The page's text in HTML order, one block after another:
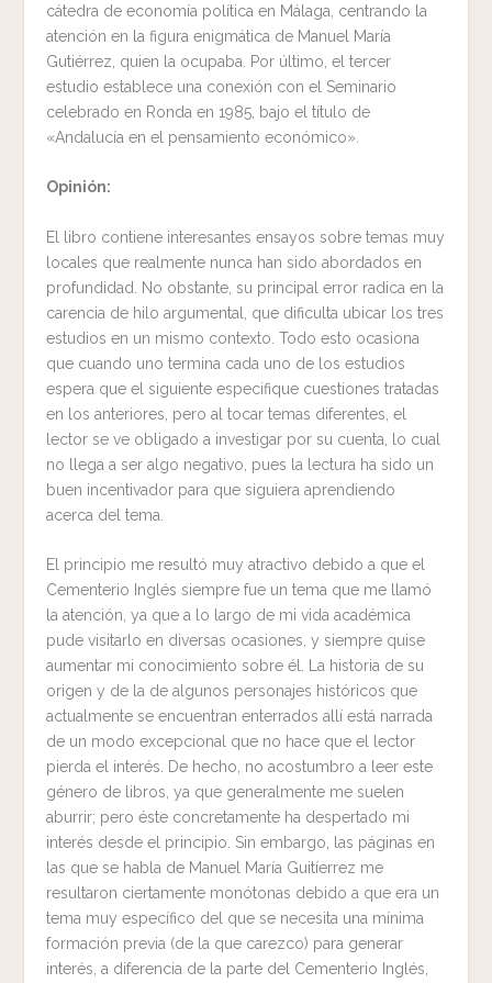
cátedra de economía política en Málaga, centrando la
atención en la figura enigmática de Manuel María
Gutiérrez, quien la ocupaba. Por último, el tercer
estudio establece una conexión con el Seminario
celebrado en Ronda en 1985, bajo el título de
«Andalucía en el pensamiento económico».
Opinión:
El libro contiene interesantes ensayos sobre temas muy
locales que realmente nunca han sido abordados en
profundidad. No obstante, su principal error radica en la
carencia de hilo argumental, que dificulta ubicar los tres
estudios en un mismo contexto. Todo esto ocasiona
que cuando uno termina cada uno de los estudios
espera que el siguiente especifique cuestiones tratadas
en los anteriores, pero al tocar temas diferentes, el
lector se ve obligado a investigar por su cuenta, lo cual
no llega a ser algo negativo, pues la lectura ha sido un
buen incentivador para que siguiera aprendiendo
acerca del tema.
El principio me resultó muy atractivo debido a que el
Cementerio Inglés siempre fue un tema que me llamó
la atención, ya que a lo largo de mi vida académica
pude visitarlo en diversas ocasiones, y siempre quise
aumentar mi conocimiento sobre él. La historia de su
origen y de la de algunos personajes históricos que
actualmente se encuentran enterrados allí está narrada
de un modo excepcional que no hace que el lector
pierda el interés. De hecho, no acostumbro a leer este
género de libros, ya que generalmente me suelen
aburrir; pero éste concretamente ha despertado mi
interés desde el principio. Sin embargo, las páginas en
las que se habla de Manuel María Guitíerrez me
resultaron ciertamente monótonas debido a que era un
tema muy específico del que se necesita una mínima
formación previa (de la que carezco) para generar
interés, a diferencia de la parte del Cementerio Inglés,